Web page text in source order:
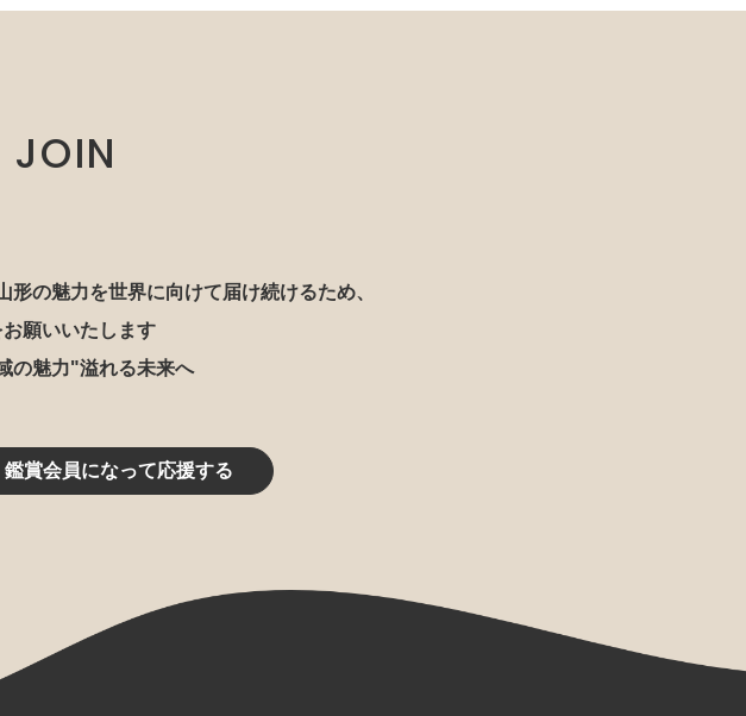
JOIN
の魅力を世界に向けて届け続けるため、
願いいたします
の魅力"溢れる未来へ
鑑賞会員になって応援する